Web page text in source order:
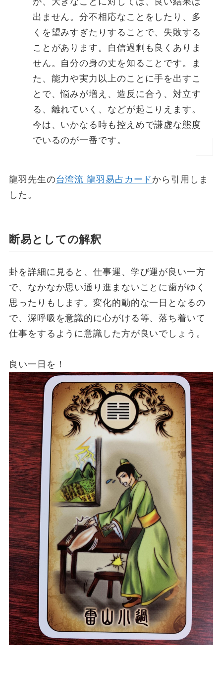
出ません。分不相応なことをしたり、多
くを望みすぎたりすることで、失敗する
ことがあります。自信過剰も良くありま
せん。自分の身の丈を知ることです。ま
た、能力や実力以上のことに手を出すこ
とで、悩みが増え、造反に合う、対立す
る、離れていく、などが起こりえます。
今は、いかなる時も控えめで謙虚な態度
でいるのが一番です。
龍羽先生の台湾流 龍羽易占カードから引用しま
した。
断易としての解釈
卦を詳細に見ると、仕事運、学び運が良い一方
で、なかなか思い通り進まないことに歯がゆく
思ったりもします。変化的動的な一日となるの
で、深呼吸を意識的に心がける等、落ち着いて
仕事をするように意識した方が良いでしょう。
良い一日を！